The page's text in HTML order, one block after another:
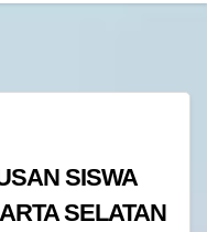
SISWA
SELATAN